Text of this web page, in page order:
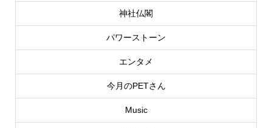
神社仏閣
パワーストーン
エンタメ
今月のPETさん
Music